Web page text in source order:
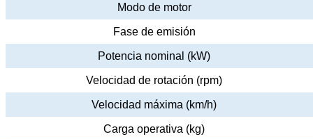
Modo de motor
Fase de emisión
Potencia nominal (kW)
Velocidad de rotación (rpm)
Velocidad máxima (km/h)
Carga operativa (kg)